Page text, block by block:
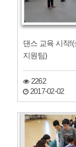
댄스 교육 시작!(상담문화
지원팀)
2262
2017-02-02